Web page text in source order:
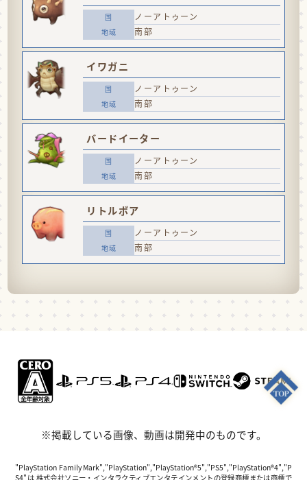
ノーアトゥーン
南部
イワガニ
ノーアトゥーン
南部
バードイーター
ノーアトゥーン
南部
リトルボア
ノーアトゥーン
南部
※掲載している画像、動画は開発中のものです。
"PlayStation Family Mark","PlayStation","PlayStation®5","PS5","PlayStation®4","P
S4"は 株式会社ソニー・インタラクティブエンタテインメントの登録商標または商標で